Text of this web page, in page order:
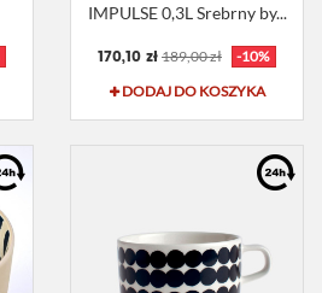
IMPULSE 0,3L Srebrny by...
170,10 zł 189,00 zł
-10%
DODAJ DO KOSZYKA